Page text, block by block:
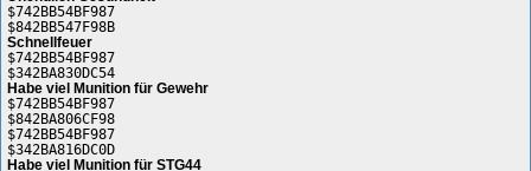
$742BB54BF987
$842BB547F98B
Schnellfeuer
$742BB54BF987
$342BA830DC54
Habe viel Munition für Gewehr
$742BB54BF987
$842BA806CF98
$742BB54BF987
$342BA816DC0D
Habe viel Munition für STG44